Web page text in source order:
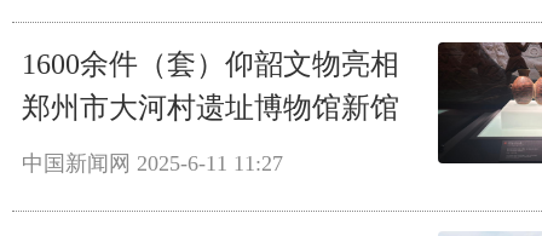
1600余件（套）仰韶文物亮相
郑州市大河村遗址博物馆新馆
中国新闻网 2025-6-11 11:27